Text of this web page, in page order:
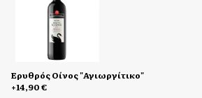
Eρυθρός Οίνος "Αγιωργίτικο"
+14,90 €